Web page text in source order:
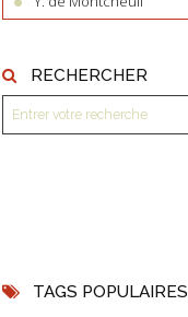
RECHERCHER
TAGS POPULAIRES